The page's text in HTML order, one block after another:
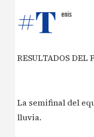
#T enis
RESULTADOS DEL
La semifinal del
lluvia.